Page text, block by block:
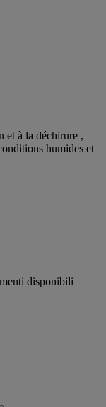
et à la déchirure ,
humides et
disponibili